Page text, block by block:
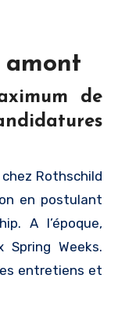
de
Rothschild
en postulant
A l’époque,
Spring Weeks.
entretiens et